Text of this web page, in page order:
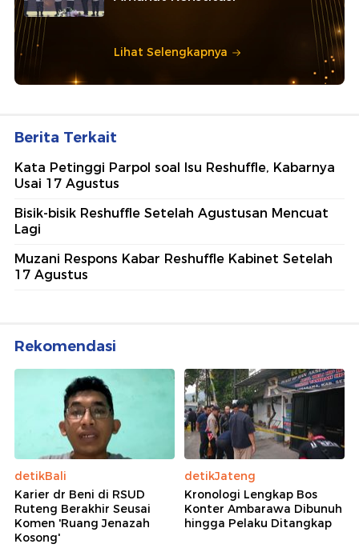
Lihat Selengkapnya
Berita Terkait
Kata Petinggi Parpol soal Isu Reshuffle, Kabarnya
Usai 17 Agustus
Bisik-bisik Reshuffle Setelah Agustusan Mencuat
Lagi
Muzani Respons Kabar Reshuffle Kabinet Setelah
17 Agustus
Rekomendasi
detikBali
Karier dr Beni di RSUD
Ruteng Berakhir Seusai
Komen 'Ruang Jenazah
Kosong'
detikJateng
Kronologi Lengkap Bos
Konter Ambarawa Dibunuh
hingga Pelaku Ditangkap